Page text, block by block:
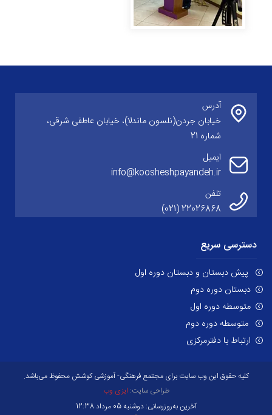
آدرس
خیابان جردن(نلسون ماندلا)، خیابان عاطفی شرقی،
شماره 21
ایمیل
info@koosheshpayandeh.ir
تلفن
22026868 (021)
دسترسی سریع
پیش دبستان و دبستان دوره اول
دبستان دوره دوم
متوسطه دوره اول
متوسطه دوره دوم
ارتباط با دفترمرکزی
کلیه حقوق این وب سایت برای مجتمع فرهنگی- آموزشی کوشش محفوظ می‌باشد.
طراحی سایت: ایزی وب
آخرین به‌روزرسانی: دوشنبه 05 مرداد 12:38